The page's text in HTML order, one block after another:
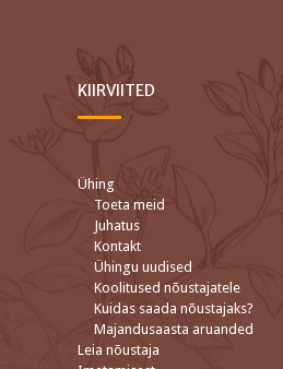
KIIRVIITED
Ühing
Toeta meid
Juhatus
Kontakt
Ühingu uudised
Koolitused nõustajatele
Kuidas saada nõustajaks?
Majandusaasta aruanded
Leia nõustaja